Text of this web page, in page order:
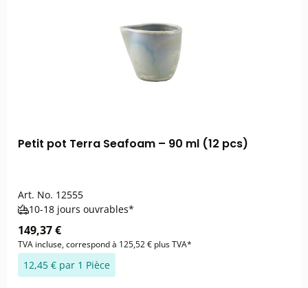
Petit pot Terra Seafoam – 90 ml (12 pcs)
Art. No. 12555
10-18 jours ouvrables*
149,37 €
TVA incluse, correspond à 125,52 € plus TVA*
12,45 € par 1 Pièce